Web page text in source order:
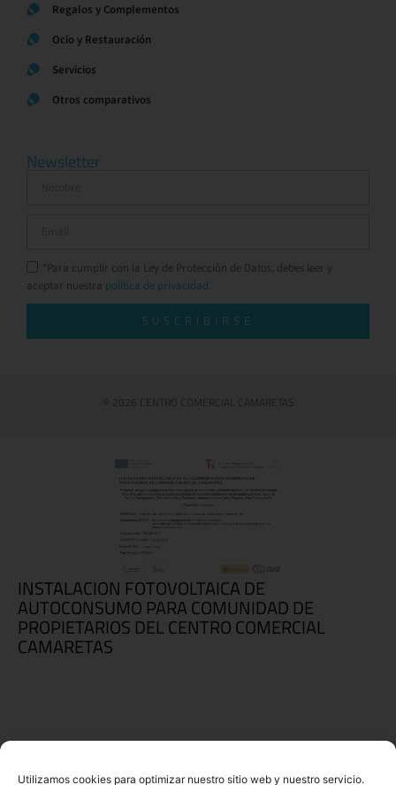
Utilizamos cookies para optimizar nuestro sitio web y nuestro servicio.
Regalos y Complementos
Ocio y Restauración
Servicios
Otros comparativos
Newsletter
*Para cumplir con la Ley de Protección de Datos, debes leer y
aceptar nuestra política de privacidad.
SUSCRIBIRSE
© 2026 CENTRO COMERCIAL CAMARETAS
INSTALACION FOTOVOLTAICA DE
AUTOCONSUMO PARA COMUNIDAD DE
PROPIETARIOS DEL CENTRO COMERCIAL
CAMARETAS